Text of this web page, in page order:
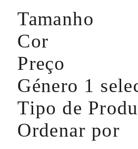
Tamanho
Cor
Preço
Género 1
Tipo de
Ordenar por